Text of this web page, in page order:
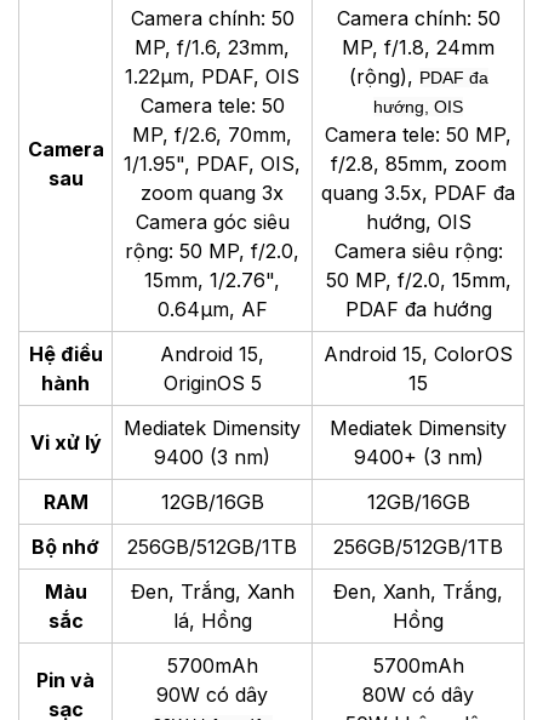
Camera
sau
Camera chính: 50
MP, f/1.6, 23mm,
1.22µm, PDAF, OIS
Camera tele: 50
MP, f/2.6, 70mm,
1/1.95", PDAF, OIS,
zoom quang 3x
Camera góc siêu
rộng: 50 MP, f/2.0,
15mm, 1/2.76",
0.64µm, AF
Camera chính: 50
MP, f/1.8, 24mm
(rộng), PDAF đa
hướng, OIS
Camera tele: 50 MP,
f/2.8, 85mm, zoom
quang 3.5x, PDAF đa
hướng, OIS
Camera siêu rộng:
50 MP, f/2.0, 15mm,
PDAF đa hướng
Hệ điều
hành
Android 15,
OriginOS 5
Android 15, ColorOS
15
Vi xử lý
Mediatek Dimensity
9400 (3 nm)
Mediatek Dimensity
9400+ (3 nm)
RAM
12GB/16GB
12GB/16GB
Bộ nhớ
256GB/512GB/1TB
256GB/512GB/1TB
Màu
sắc
Đen, Trắng, Xanh
lá, Hồng
Đen, Xanh, Trắng,
Hồng
Pin và
sạc
5700mAh
90W có dây
5700mAh
80W có dây